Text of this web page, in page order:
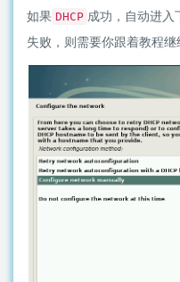
如果 DHCP 成功，自动进入
失败，则需要你跟着教程继